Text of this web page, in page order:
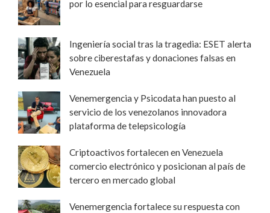
por lo esencial para resguardarse
Ingeniería social tras la tragedia: ESET alerta
sobre ciberestafas y donaciones falsas en
Venezuela
Venemergencia y Psicodata han puesto al
servicio de los venezolanos innovadora
plataforma de telepsicología
Criptoactivos fortalecen en Venezuela
comercio electrónico y posicionan al país de
tercero en mercado global
Venemergencia fortalece su respuesta con